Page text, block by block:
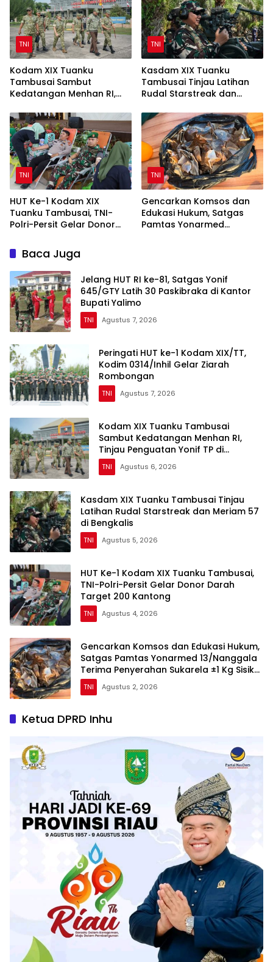
TNI
Kodam XIX Tuanku
Tambusai Sambut
Kedatangan Menhan RI,
di Bengkalis dan Kampar
TNI
Kasdam XIX Tuanku
Tambusai Tinjau Latihan
Rudal Starstreak dan
TNI
HUT Ke-1 Kodam XIX
Tuanku Tambusai, TNI-
Polri-Persit Gelar Donor
TNI
Gencarkan Komsos dan
Edukasi Hukum, Satgas
Pamtas Yonarmed
Baca Juga
Jelang HUT RI ke-81, Satgas Yonif
645/GTY Latih 30 Paskibraka di Kantor
Bupati Yalimo
TNI Agustus 7, 2026
Peringati HUT ke-1 Kodam XIX/TT,
Kodim 0314/Inhil Gelar Ziarah
Rombongan
TNI Agustus 7, 2026
Kodam XIX Tuanku Tambusai
Sambut Kedatangan Menhan RI,
Tinjau Penguatan Yonif TP di
Bengkalis dan Kampar
TNI Agustus 6, 2026
Kasdam XIX Tuanku Tambusai Tinjau
Latihan Rudal Starstreak dan Meriam 57
di Bengkalis
TNI Agustus 5, 2026
HUT Ke-1 Kodam XIX Tuanku Tambusai,
TNI-Polri-Persit Gelar Donor Darah
Target 200 Kantong
TNI Agustus 4, 2026
Gencarkan Komsos dan Edukasi Hukum,
Satgas Pamtas Yonarmed 13/Nanggala
Terima Penyerahan Sukarela ±1 Kg Sisik
Trenggiling dari Warga Perbatasan
TNI Agustus 2, 2026
Ketua DPRD Inhu